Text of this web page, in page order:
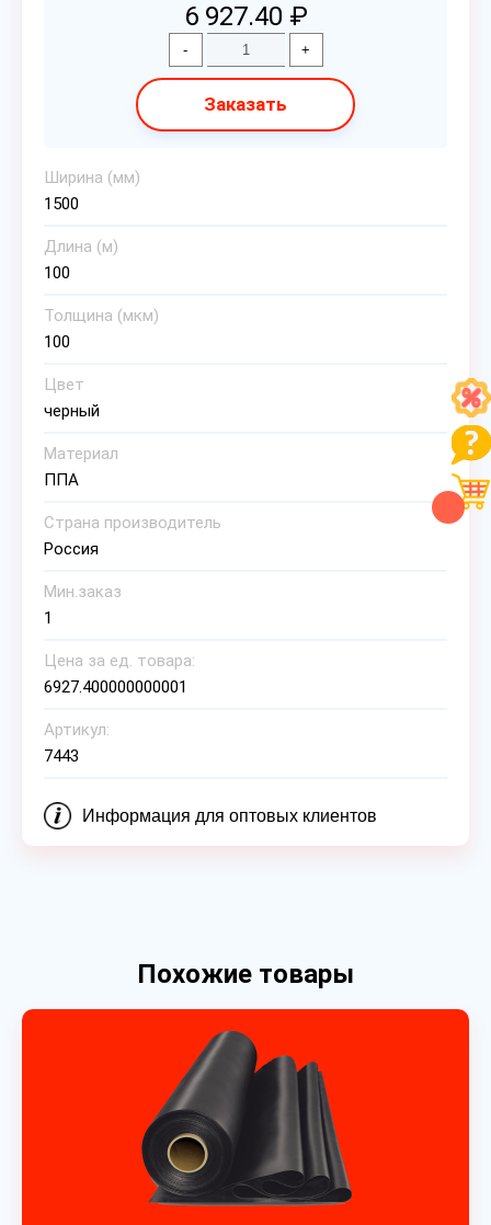
6 927.40 ₽
- +
Заказать
Ширина (мм)
1500
Длина (м)
100
Толщина (мкм)
100
Цвет
черный
Материал
ППА
Страна производитель
Россия
Мин.заказ
1
Цена за ед. товара:
6927.400000000001
Артикул:
7443
Информация для оптовых клиентов
Похожие товары